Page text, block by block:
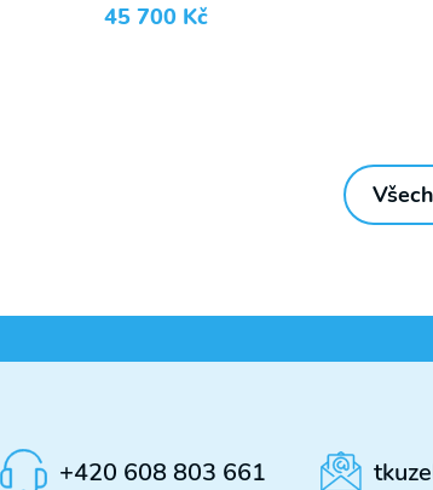
45 700 Kč
+420 608 803 661